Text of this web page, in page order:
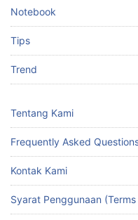
Notebook
Tips
Trend
Tentang Kami
Frequently Asked
Kontak Kami
Syarat Penggunaan